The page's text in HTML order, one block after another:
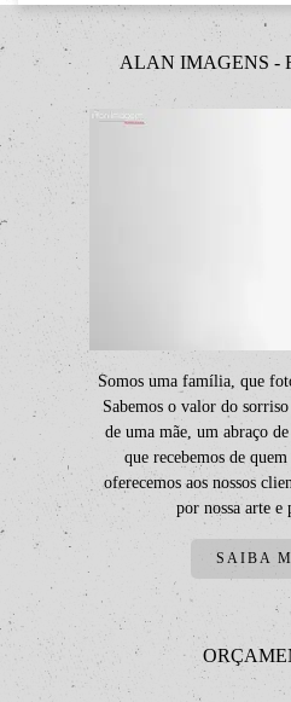
ALAN IMAGENS -
Somos uma família, que
Sabemos o valor do
de uma mãe, um abraço
que recebemos de
oferecemos aos nossos
por nossa arte e
SAIBA